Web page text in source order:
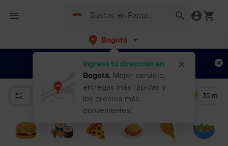
Bogotá
Ingresa tu dirección en
Bogotá. Mejor servicio,
entregas más rápidas y
los precios más
convenientes!
envíos gratis por semanas Aplican TyC
Relevancia Promos 35 mins